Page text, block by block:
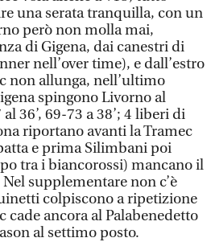
una serata tranquilla, con un
però non molla mai,
di Gigena, dai canestri di
nell’over time), e dall’estro
non allunga, nell’ultimo
spingono Livorno al
36’, 69-73 a 38’; 4 liberi di
riportano avanti la Tramec
e prima Silimbani poi
tra i biancorossi) mancano il
supplementare non c’è
colpiscono a ripetizione
cade ancora al Palabenedetto
al settimo posto.